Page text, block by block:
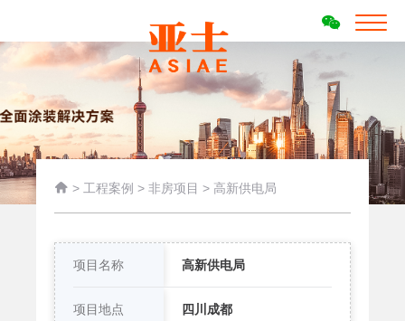
 > 工程案例 > 非房项目 > 高新供电局
项目名称 高新供电局
项目地点 四川成都